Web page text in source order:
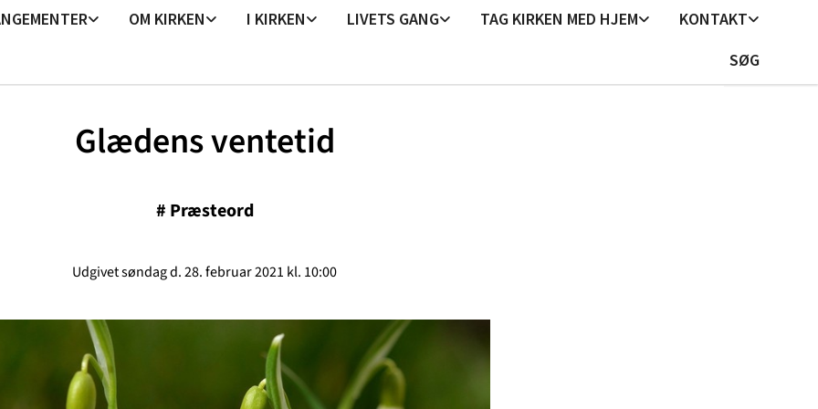
OM KIRKEN I KIRKEN LIVETS GANG TAG KIRKEN MED HJEM
KONTAKT
SØG
Glædens ventetid
# Præsteord
Udgivet søndag d. 28. februar 2021 kl. 10:00